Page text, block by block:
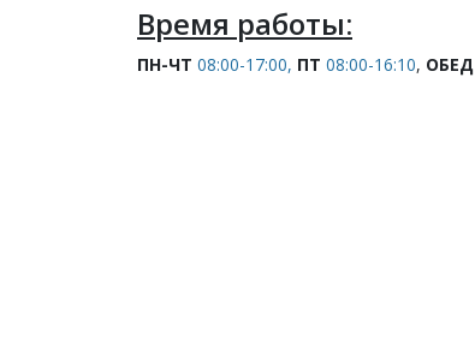
Время работы:
ПН-ЧТ 08:00-17:00, ПТ 08:00-16:10, ОБЕД